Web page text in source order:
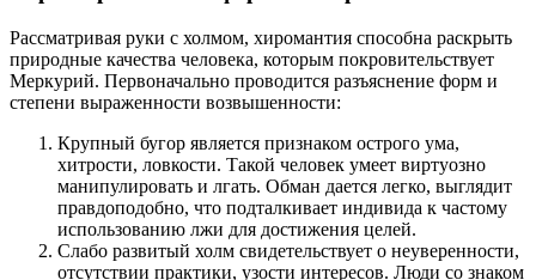
Рассматривая руки с холмом, хиромантия способна раскрыть
природные качества человека, которым покровительствует
Меркурий. Первоначально проводится разъяснение форм и
степени выраженности возвышенности:
Крупный бугор является признаком острого ума,
хитрости, ловкости. Такой человек умеет виртуозно
манипулировать и лгать. Обман дается легко, выглядит
правдоподобно, что подталкивает индивида к частому
использованию лжи для достижения целей.
Слабо развитый холм свидетельствует о неуверенности,
отсутствии практики, узости интересов. Люди со знаком